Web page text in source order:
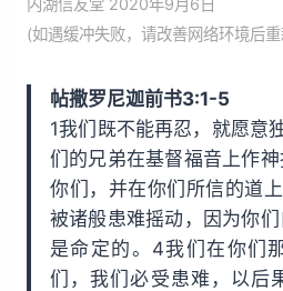
播
放
(如遇缓冲失败，请改善网络环境后
帖撒罗尼迦前书3:1-5
1我们既不能再忍，就愿意
们的兄弟在基督福音上作
你们，并在你们所信的道
被诸般患难摇动，因为你
是命定的。4我们在你们
们，我们必受患难，以后